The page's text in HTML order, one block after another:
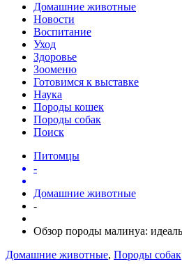
Домашние животные
Новости
Воспитание
Уход
Здоровье
Зооменю
Готовимся к выставке
Наука
Породы кошек
Породы собак
Поиск
Питомцы
-
Домашние животные
-
Обзор породы малинуа:
Домашние животные, Породы собак